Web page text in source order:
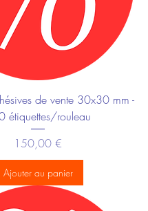
de vente 30x30 mm -
étiquettes/rouleau
Prix
150,00 €
Ajouter au panier